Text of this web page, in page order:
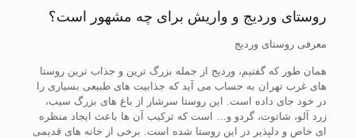
روستای وردیج و واریش برای چه مشهور است؟
معرفی روستای وردیج
همان طور که گفتیم، وردیج از جمله بزرگ ترین و جذاب ترین روستا
های غرب تهران به حساب می آید که جذابیت های طبیعی بسیاری را
در خود جای داده است. این روستا سرشار از باغ های بزرگ سیب،
زرد آلو، شاتوت، گردو و… است که ترکیب آن ها باعث ایجاد منظره
ای خاص و دلپذیر در این روستا شده است. برخی از خانه های قدیمی